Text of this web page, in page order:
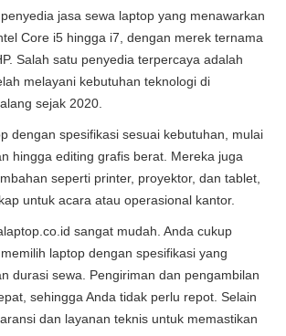
jasa sewa laptop yang menawarkan
Core i5 hingga i7, dengan merek ternama
Salah satu penyedia terpercaya adalah
melayani kebutuhan teknologi di
sejak 2020.
dengan spesifikasi sesuai kebutuhan, mulai
hingga editing grafis berat. Mereka juga
seperti printer, proyektor, dan tablet,
untuk acara atau operasional kantor.
sangat mudah. Anda cukup
laptop dengan spesifikasi yang
durasi sewa. Pengiriman dan pengambilan
sehingga Anda tidak perlu repot. Selain
dan layanan teknis untuk memastikan